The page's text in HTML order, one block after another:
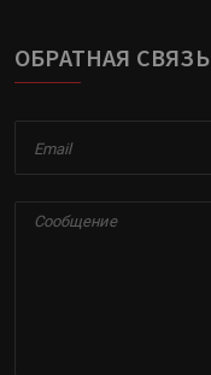
ОБРАТНАЯ СВЯЗЬ